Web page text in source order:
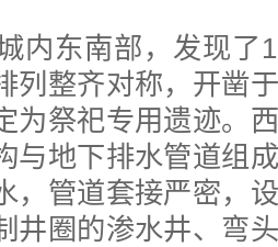
东南部，发现了
列整齐对称，开凿
为祭祀专用遗迹。
与地下排水管道组
，管道套接严密，
井圈的渗水井、弯